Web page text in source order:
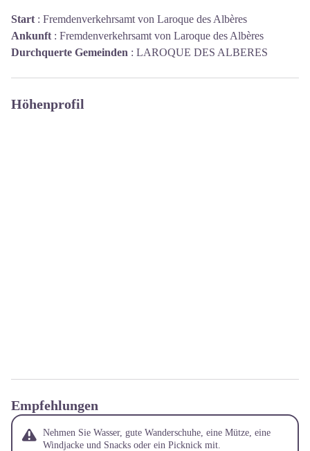
Start : Fremdenverkehrsamt von Laroque des Albères
Ankunft : Fremdenverkehrsamt von Laroque des Albères
Durchquerte Gemeinden : LAROQUE DES ALBERES
Höhenprofil
Empfehlungen
Nehmen Sie Wasser, gute Wanderschuhe, eine Mütze, eine
Windjacke und Snacks oder ein Picknick mit.